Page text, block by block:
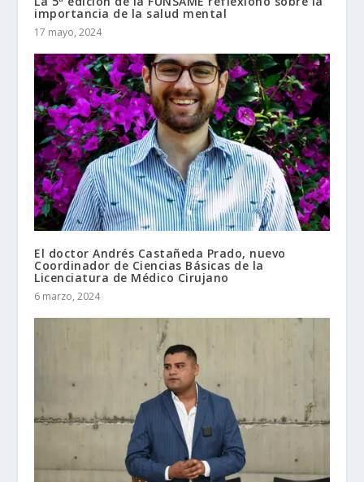
importancia de la salud mental
17 mayo, 2024
El doctor Andrés Castañeda Prado, nuevo
Coordinador de Ciencias Básicas de la
Licenciatura de Médico Cirujano
6 marzo, 2024